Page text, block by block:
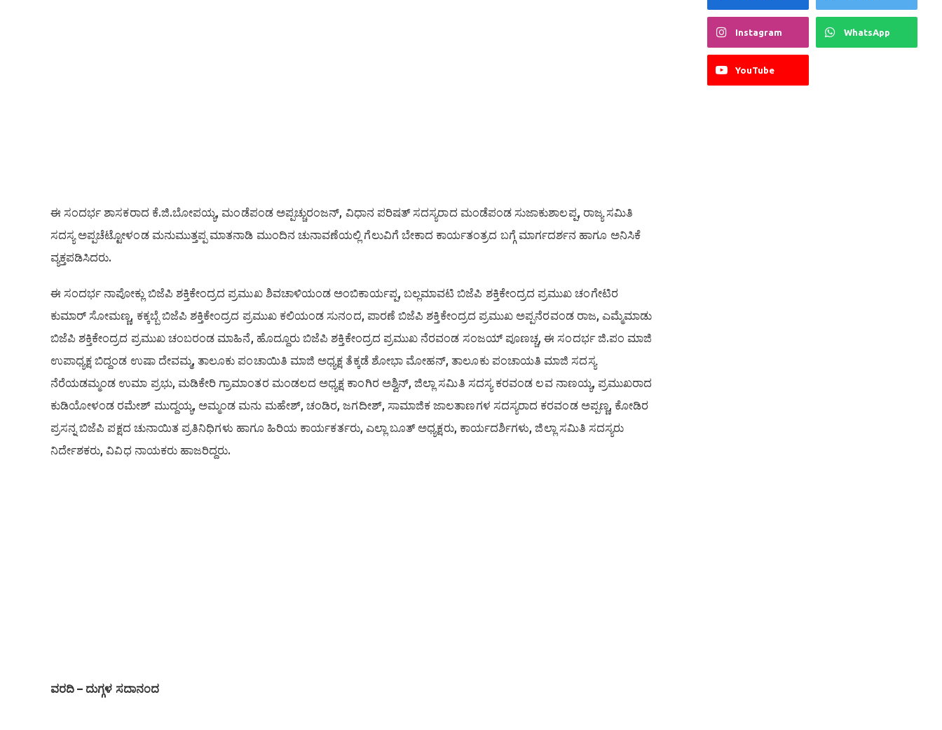
ಈ ಸಂದರ್ಭ ಶಾಸಕರಾದ ಕೆ.ಜಿ.ಬೋಪಯ್ಯ, ಮಂಡೆಪಂಡ ಅಪ್ಪಚ್ಚುರಂಜನ್, ವಿಧಾನ ಪರಿಷತ್ ಸದಸ್ಯರಾದ ಮಂಡೆಪಂಡ ಸುಜಾಕುಶಾಲಪ್ಪ, ರಾಜ್ಯ ಸಮಿತಿ
ಸದಸ್ಯ ಅಪ್ಪಚೆಟ್ಟೋಳಂಡ ಮನುಮುತ್ತಪ್ಪ ಮಾತನಾಡಿ ಮುಂದಿನ ಚುನಾವಣೆಯಲ್ಲಿ ಗೆಲುವಿಗೆ ಬೇಕಾದ ಕಾರ್ಯತಂತ್ರದ ಬಗ್ಗೆ ಮಾರ್ಗದರ್ಶನ ಹಾಗೂ ಅನಿಸಿಕೆ
ವ್ಯಕ್ತಪಡಿಸಿದರು.
ಈ ಸಂದರ್ಭ ನಾಪೋಕ್ಲು ಬಿಜೆಪಿ ಶಕ್ತಿಕೇಂದ್ರದ ಪ್ರಮುಖ ಶಿವಚಾಳಿಯಂಡ ಅಂಬಿಕಾರ್ಯಪ್ಪ, ಬಲ್ಲಮಾವಟಿ ಬಿಜೆಪಿ ಶಕ್ತಿಕೇಂದ್ರದ ಪ್ರಮುಖ ಚಂಗೇಟಿರ
ಕುಮಾರ್ ಸೋಮಣ್ಣ, ಕಕ್ಕಬ್ಬೆ ಬಿಜೆಪಿ ಶಕ್ತಿಕೇಂದ್ರದ ಪ್ರಮುಖ ಕಲಿಯಂಡ ಸುನಂದ, ಪಾರಣೆ ಬಿಜೆಪಿ ಶಕ್ತಿಕೇಂದ್ರದ ಪ್ರಮುಖ ಅಪ್ಪನೆರವಂಡ ರಾಜ, ಎಮ್ಮೆಮಾಡು
ಬಿಜೆಪಿ ಶಕ್ತಿಕೇಂದ್ರದ ಪ್ರಮುಖ ಚಂಬರಂಡ ಮಾಹಿನೆ, ಹೊದ್ದೂರು ಬಿಜೆಪಿ ಶಕ್ತಿಕೇಂದ್ರದ ಪ್ರಮುಖ ನೆರವಂಡ ಸಂಜಯ್ ಪೂಣಚ್ಚ, ಈ ಸಂದರ್ಭ ಜಿ.ಪಂ ಮಾಜಿ
ಉಪಾಧ್ಯಕ್ಷ ಬಿದ್ದಂಡ ಉಷಾ ದೇವಮ್ಮ, ತಾಲೂಕು ಪಂಚಾಯಿತಿ ಮಾಜಿ ಅಧ್ಯಕ್ಷ ತೆಕ್ಕಡೆ ಶೋಭಾ ಮೋಹನ್, ತಾಲೂಕು ಪಂಚಾಯತಿ ಮಾಜಿ ಸದಸ್ಯ
ನೆರೆಯಡಮ್ಮಂಡ ಉಮಾ ಪ್ರಭು, ಮಡಿಕೇರಿ ಗ್ರಾಮಾಂತರ ಮಂಡಲದ ಅಧ್ಯಕ್ಷ ಕಾಂಗಿರ ಅಶ್ವಿನ್, ಜಿಲ್ಲಾ ಸಮಿತಿ ಸದಸ್ಯ ಕರವಂಡ ಲವ ನಾಣಯ್ಯ, ಪ್ರಮುಖರಾದ
ಕುಡಿಯೋಳಂಡ ರಮೇಶ್ ಮುದ್ದಯ್ಯ, ಅಮ್ಮಂಡ ಮನು ಮಹೇಶ್, ಚಂಡಿರ, ಜಗದೀಶ್, ಸಾಮಾಜಿಕ ಜಾಲತಾಣಗಳ ಸದಸ್ಯರಾದ ಕರವಂಡ ಅಪ್ಪಣ್ಣ, ಕೋಡಿರ
ಪ್ರಸನ್ನ ಬಿಜೆಪಿ ಪಕ್ಷದ ಚುನಾಯಿತ ಪ್ರತಿನಿಧಿಗಳು ಹಾಗೂ ಹಿರಿಯ ಕಾರ್ಯಕರ್ತರು, ಎಲ್ಲಾ ಬೂತ್ ಅಧ್ಯಕ್ಷರು, ಕಾರ್ಯದರ್ಶಿಗಳು, ಜಿಲ್ಲಾ ಸಮಿತಿ ಸದಸ್ಯರು
ನಿರ್ದೇಶಕರು, ವಿವಿಧ ನಾಯಕರು ಹಾಜರಿದ್ದರು.
ವರದಿ – ದುಗ್ಗಳ ಸದಾನಂದ
Instagram WhatsApp
YouTube